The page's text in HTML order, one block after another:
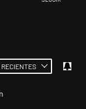
RECIENTES